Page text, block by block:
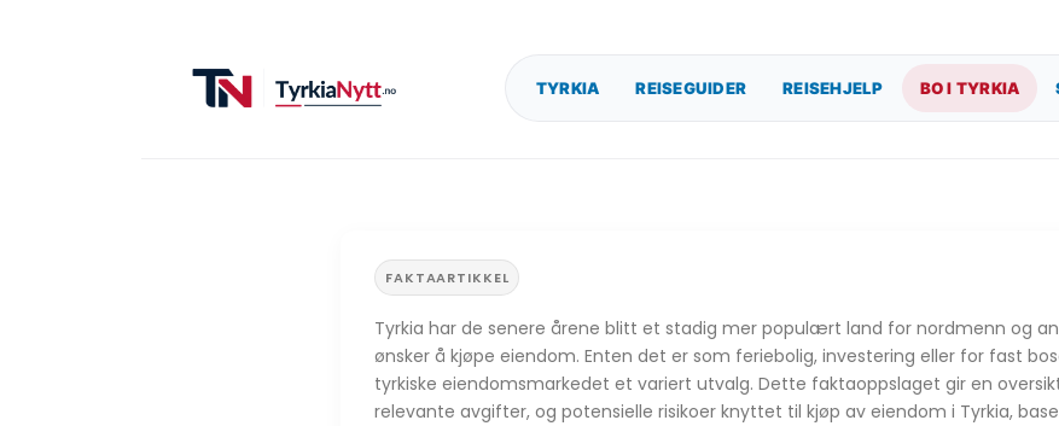
TYRKIA REISEGUIDER REISEHJELP BO I TYRKIA
FAKTAARTIKKEL
Tyrkia har de senere årene blitt et stadig mer populært land for nordmenn og
ønsker å kjøpe eiendom. Enten det er som feriebolig, investering eller for fast
tyrkiske eiendomsmarkedet et variert utvalg. Dette faktaoppslaget gir en
relevante avgifter, og potensielle risikoer knyttet til kjøp av eiendom i Tyrkia,